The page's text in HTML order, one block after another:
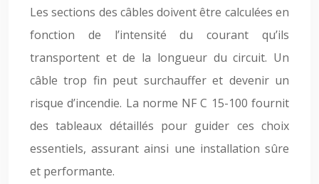
Les sections des câbles doivent être calculées en
fonction de l’intensité du courant qu’ils
transportent et de la longueur du circuit. Un
câble trop fin peut surchauffer et devenir un
risque d’incendie. La norme NF C 15-100 fournit
des tableaux détaillés pour guider ces choix
essentiels, assurant ainsi une installation sûre
et performante.